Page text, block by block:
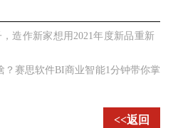
造作新家想用2021年度新品重新
？赛思软件BI商业智能1分钟带你掌
<<返回